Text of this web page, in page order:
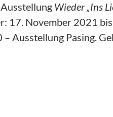
Wieder „Ins
17. November 2021
Ausstellung Pasing.